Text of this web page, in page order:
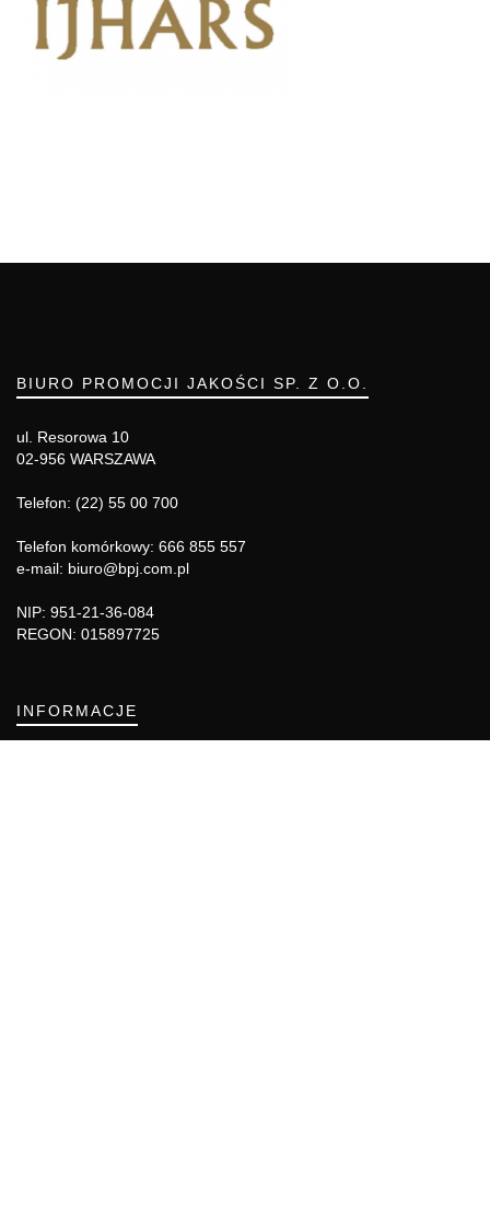
BIURO PROMOCJI JAKOŚCI SP. Z O.O.
ul. Resorowa 10
02-956 WARSZAWA
Telefon: (22) 55 00 700
Telefon komórkowy: 666 855 557
e-mail: biuro@bpj.com.pl
NIP: 951-21-36-084
REGON: 015897725
INFORMACJE